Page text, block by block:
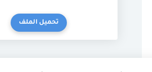
تحميل الملف